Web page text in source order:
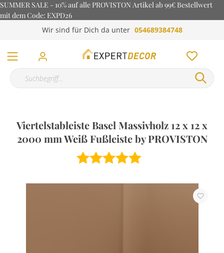
SUMMER SALE - 10% auf alle PROVISTON Artikel ab 99€ Bestellwert
mit dem Code: EXPD26
Wir sind für Dich da unter 054689384748
Viertelstableiste Basel Massivholz 12 x 12 x
2000 mm Weiß Fußleiste by PROVISTON